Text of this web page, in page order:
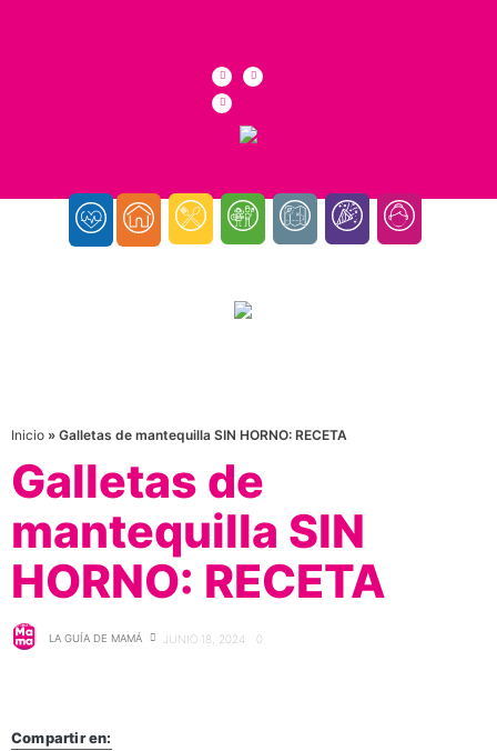
Inicio » Galletas de mantequilla SIN HORNO: RECETA
Galletas de
mantequilla SIN
HORNO: RECETA
LA GUÍA DE MAMÁ JUNIO 18, 2024 0
Compartir en: